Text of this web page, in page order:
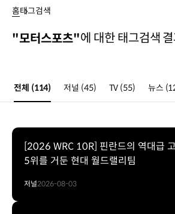
홈태그검색
"모터스포츠"에 대한 태그검색
전체 (114) 저널 (45) TV (55) 뉴스
[2026 WRC 10R] 핀란드의 역대급
5위를 거둔 현대 월드랠리팀
저널2026-08-03